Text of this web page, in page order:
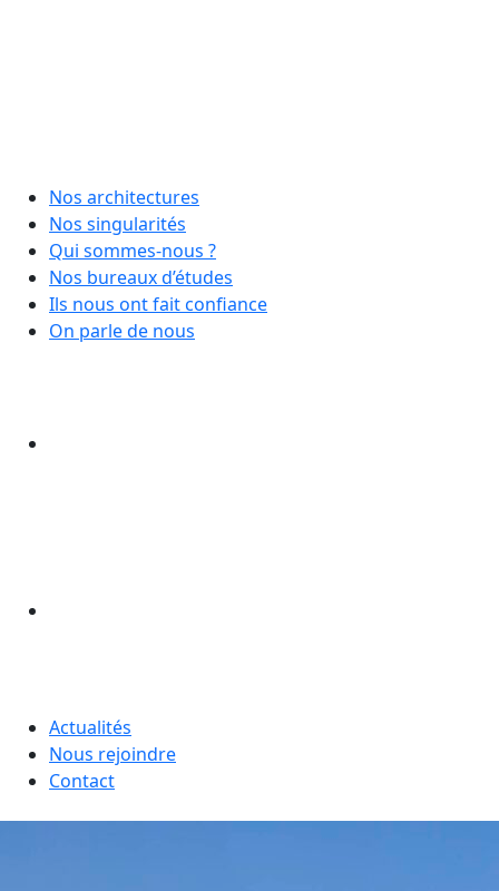
Nos architectures
Nos singularités
Qui sommes-nous ?
Nos bureaux d’études
Ils nous ont fait confiance
On parle de nous
Actualités
Nous rejoindre
Contact